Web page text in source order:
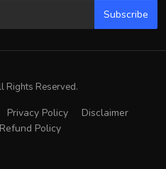
Subscribe
Rights Reserved.
Privacy Policy
Disclaimer
Policy